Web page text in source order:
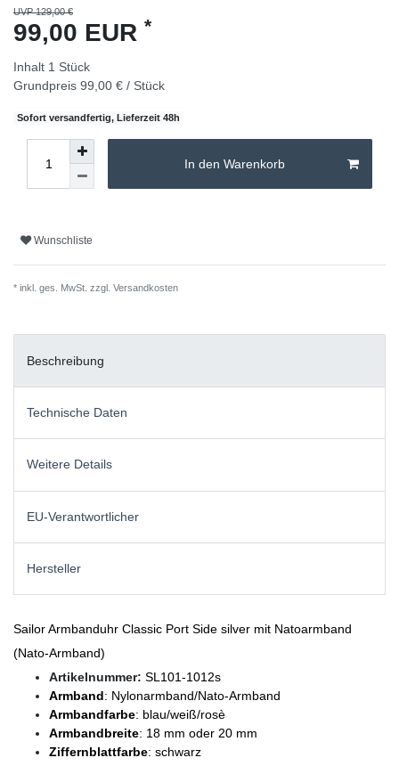
UVP 129,00 €
99,00 EUR *
Inhalt 1 Stück
Grundpreis 99,00 € / Stück
Sofort versandfertig, Lieferzeit 48h
In den Warenkorb
Wunschliste
* inkl. ges. MwSt. zzgl. Versandkosten
Beschreibung
Technische Daten
Weitere Details
EU-Verantwortlicher
Hersteller
Sailor Armbanduhr Classic Port Side silver mit Natoarmband
(Nato-Armband)
Artikelnummer: SL101-1012s
Armband: Nylonarmband/Nato-Armband
Armbandfarbe: blau/weiß/rosè
Armbandbreite: 18 mm oder 20 mm
Ziffernblattfarbe: schwarz